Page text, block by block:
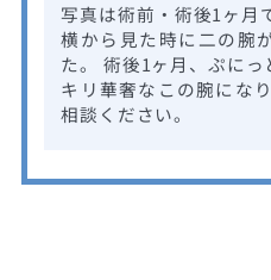
写真は術前・術後1ヶ月
横から見た時に二の腕
た。 術後1ヶ月、ぷに
キリ華奢なこの腕にな
相談ください。